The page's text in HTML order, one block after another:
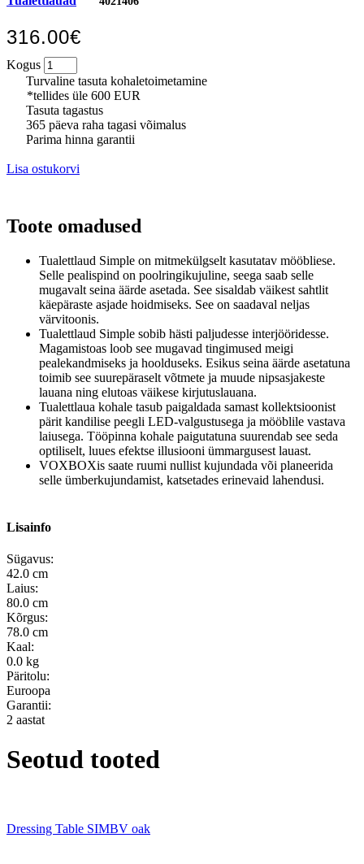
316.00€
Kogus
Turvaline tasuta kohaletoimetamine
*tellides üle 600 EUR
Tasuta tagastus
365 päeva raha tagasi võimalus
Parima hinna garantii
Lisa ostukorvi
Toote omadused
Tualettlaud Simple on mitmekülgselt kasutatav mööbliese.
Selle pealispind on poolringikujuline, seega saab selle
mugavalt seina äärde asetada. See sisaldab väikest sahtlit
käepäraste asjade hoidmiseks. See on saadaval neljas
värvitoonis.
Tualettlaud Simple sobib hästi paljudesse interjööridesse.
Magamistoas loob see mugavad tingimused meigi
pealekandmiseks ja hoolduseks. Esikus seina äärde asetatuna
toimib see suurepäraselt võtmete ja muude nipsasjakeste
lauana ning elutoas väikese kirjutuslauana.
Tualettlaua kohale tasub paigaldada samast kollektsioonist
pärit kandilise peegli LED-valgustusega ja mööblile vastava
laiusega. Tööpinna kohale paigutatuna suurendab see seda
optiliselt, luues efektse illusiooni ümmargusest lauast.
VOXBOXis saate ruumi nullist kujundada või planeerida
selle ümberkujundamist, katsetades erinevaid lahendusi.
Lisainfo
Sügavus:
42.0 cm
Laius:
80.0 cm
Kõrgus:
78.0 cm
Kaal:
0.0 kg
Päritolu:
Euroopa
Garantii:
2 aastat
Seotud tooted
Dressing Table SIMBV oak